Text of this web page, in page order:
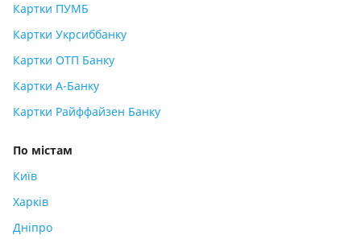
Картки ПУМБ
Картки Укрсиббанку
Картки ОТП Банку
Картки А-Банку
Картки Райффайзен Банку
По містам
Київ
Харків
Дніпро